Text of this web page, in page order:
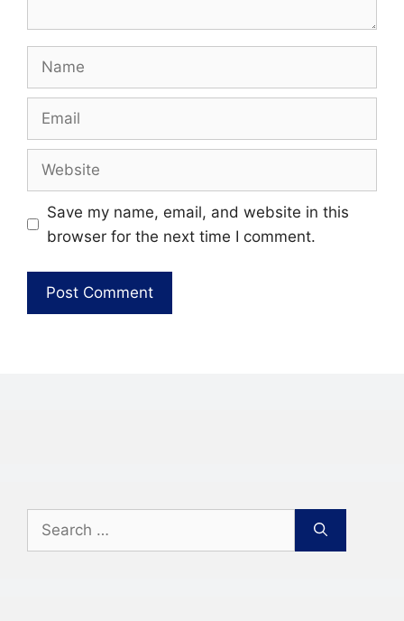
Name
Email
Website
Save my name, email, and website in this
browser for the next time I comment.
Search